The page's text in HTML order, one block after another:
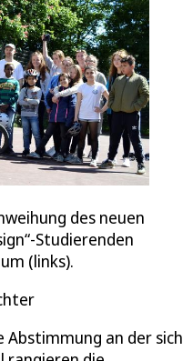
des neuen
Studierenden
(links).
an der sich